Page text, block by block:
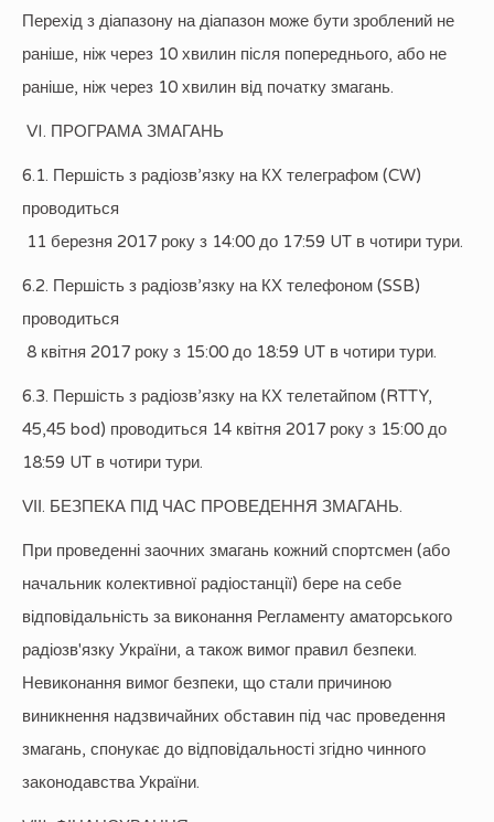
Перехід з діапазону на діапазон може бути зроблений не
раніше, ніж через 10 хвилин після попереднього, або не
раніше, ніж через 10 хвилин від початку змагань.
VI. ПРОГРАМА ЗМАГАНЬ
6.1. Першість з радіозв’язку на КХ телеграфом (CW)
проводиться
11 березня 2017 року з 14:00 до 17:59 UT в чотири тури.
6.2. Першість з радіозв’язку на КХ телефоном (SSB)
проводиться
8 квітня 2017 року з 15:00 до 18:59 UT в чотири тури.
6.3. Першість з радіозв’язку на КХ телетайпом (RTTY,
45,45 bod) проводиться 14 квітня 2017 року з 15:00 до
18:59 UT в чотири тури.
VІІ. БЕЗПЕКА ПІД ЧАС ПРОВЕДЕННЯ ЗМАГАНЬ.
При проведенні заочних змагань кожний спортсмен (або
начальник колективної радіостанції) бере на себе
відповідальність за виконання Регламенту аматорського
радіозв'язку України, а також вимог правил безпеки.
Невиконання вимог безпеки, що стали причиною
виникнення надзвичайних обставин під час проведення
змагань, спонукає до відповідальності згідно чинного
законодавства України.